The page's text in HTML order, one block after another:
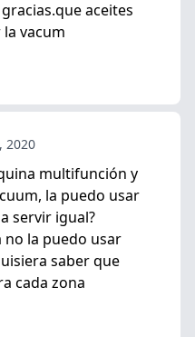
aceites
vacum
2020
multifunción y
la puedo usar
servir igual?
no la puedo usar
saber que
cada zona